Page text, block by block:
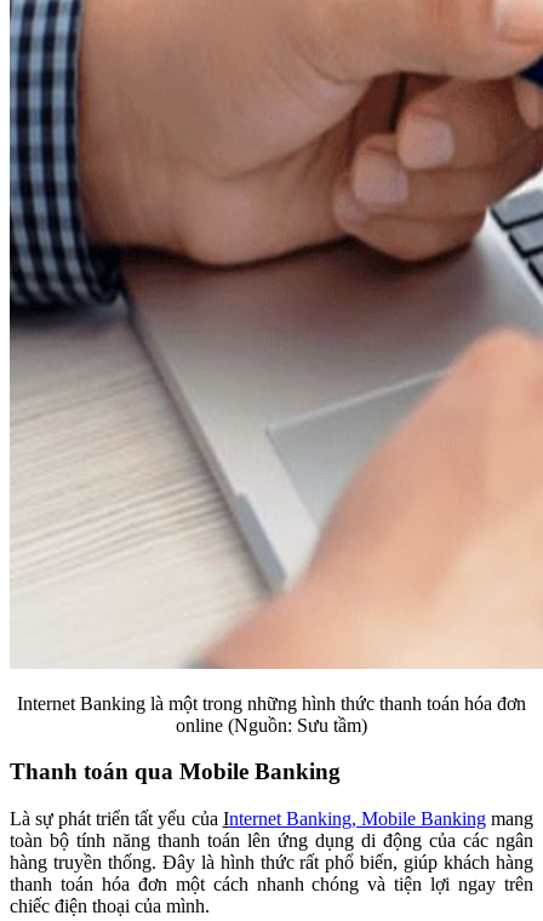
Internet Banking là một trong những hình thức thanh toán hóa đơn
online (Nguồn: Sưu tầm)
Thanh toán qua Mobile Banking
Là sự phát triển tất yếu của Internet Banking, Mobile Bankingmang
toàn bộ tính năng thanh toán lên ứng dụng di động của các ngân
hàng truyền thống. Đây là hình thức rất phổ biến, giúp khách hàng
thanh toán hóa đơn một cách nhanh chóng và tiện lợi ngay trên
chiếc điện thoại của mình.